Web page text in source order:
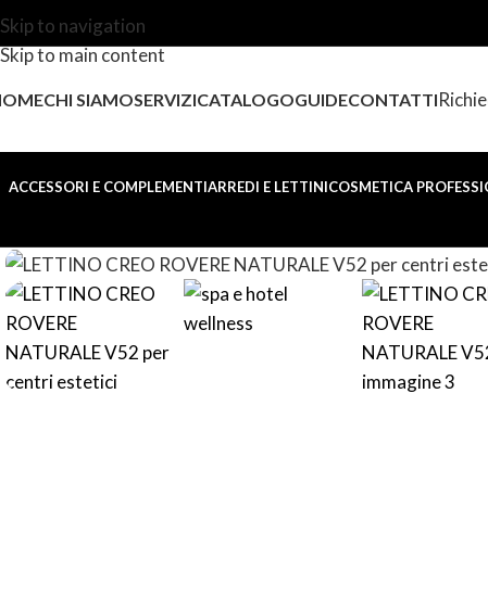
Skip to navigation
Skip to main content
CHI SIAMOSERVIZICATALOGOGUIDECONTATTI
ACCESSORI E COMPLEMENTIARREDI E LETTINICOSMETICA